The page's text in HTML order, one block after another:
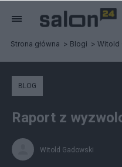
Strona główna Blogi Witold
BLOG
Raport z
Witold Gadowski